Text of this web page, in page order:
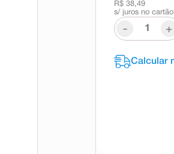
R$ 38,49
s/ juros no cartão
- +